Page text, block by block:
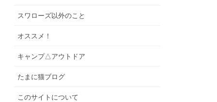
スワローズ以外のこと
オススメ！
キャンプ△アウトドア
たまに猫ブログ
このサイトについて